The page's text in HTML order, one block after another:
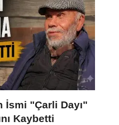
İsmi "Çarli Dayı"
Kaybetti